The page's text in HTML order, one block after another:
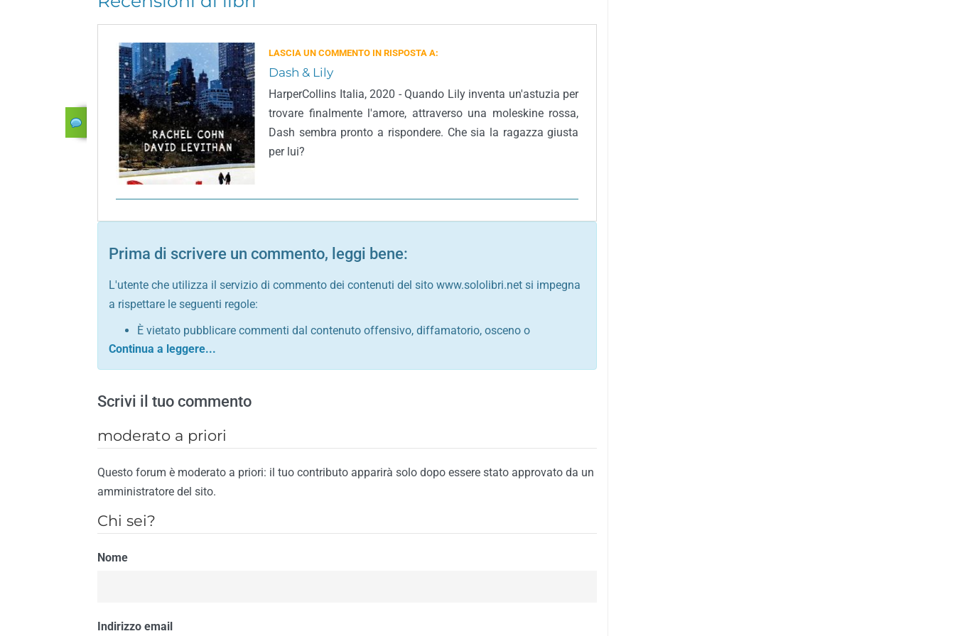
LASCIA UN COMMENTO IN RISPOSTA A:
Dash & Lily
HarperCollins Italia, 2020 - Quando Lily inventa un'astuzia per
trovare finalmente l'amore, attraverso una moleskine rossa,
Dash sembra pronto a rispondere. Che sia la ragazza giusta
per lui?
Prima di scrivere un commento, leggi bene:
L'utente che utilizza il servizio di commento dei contenuti del sito www.sololibri.net si impegna
a rispettare le seguenti regole:
È vietato pubblicare commenti dal contenuto offensivo, diffamatorio, osceno o
comunque contrario alle leggi dello Stato italiano e di quelle internazionali
Sono vietati commenti in tono sacrilego, sarcastico, denigratorio e sbeffeggiatorio
È vietato pubblicare commenti contrari al rispetto dell'ordine pubblico
È vietato pubblicare commenti lesivi della privacy di qualsiasi cittadino
È vietato pubblicare commenti razzisti nei confronti di qualsiasi razza, popolo, cultura,
religione
È vietato pubblicare commenti contrari al rispetto del buon costume o contenenti
È vietato pubblicare commenti inerenti propaganda politica, di partito o di fazione, che
Il riscontro della violazione anche di una sola delle regole precedenti comporterà la non
Scrivi il tuo commento
moderato a priori
Questo forum è moderato a priori: il tuo contributo apparirà solo dopo essere stato approvato da un
amministratore del sito.
Chi sei?
Nome
Indirizzo email